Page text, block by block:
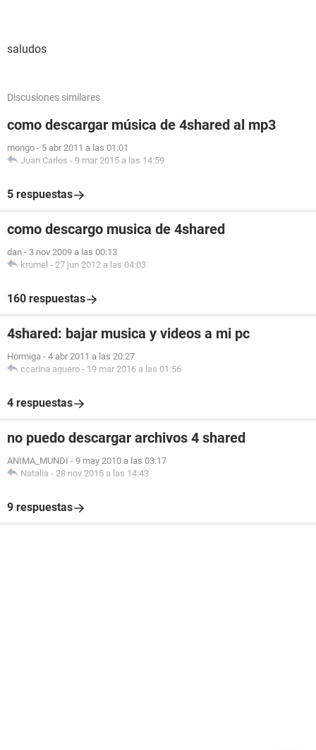
saludos
Discusiones similares
como descargar música de 4shared al mp3
mongo - 5 abr 2011 a las 01:01
Juan Carlos - 9 mar 2015 a las 14:59
5 respuestas
como descargo musica de 4shared
dan - 3 nov 2009 a las 00:13
krumel - 27 jun 2012 a las 04:03
160 respuestas
4shared: bajar musica y videos a mi pc
Hormiga - 4 abr 2011 a las 20:27
ccarina aguero - 19 mar 2016 a las 01:56
4 respuestas
no puedo descargar archivos 4 shared
ANIMA_MUNDI - 9 may 2010 a las 03:17
Natalia - 28 nov 2015 a las 14:43
9 respuestas